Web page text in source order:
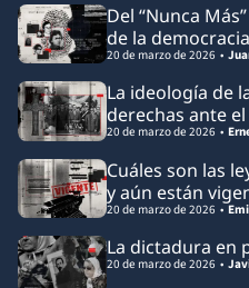
Del “Nunca
de la democracia
20 de marzo de 2026
La ideología de
derechas ante
20 de marzo de 2026
Cuáles son las
y aún están
20 de marzo de 2026
La dictadura en
20 de marzo de 2026